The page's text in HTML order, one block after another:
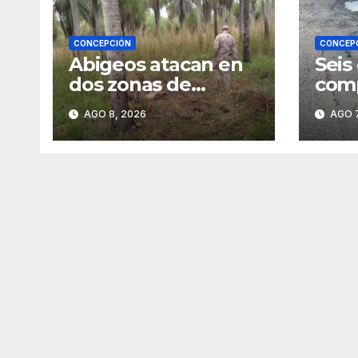
CONCEPCIÓN
Abigeos atacan en
dos zonas de
Horqueta
AGO 8, 2026
enAGO